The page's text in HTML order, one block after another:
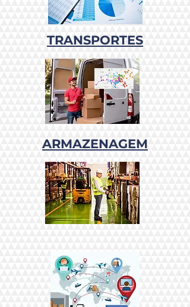
TRANSPORTES
ARMAZENAGEM